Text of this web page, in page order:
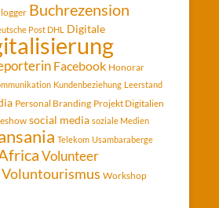
Buchrezension
Post DHL
Digitale
Facebook Honorar
Kundenbeziehung Leerstand
Personal Branding Projekt Digitalien
social media soziale Medien
Telekom Usambaraberge
Volunteer
Voluntourismus Workshop